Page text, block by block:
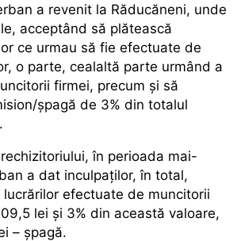
a revenit la Răducăneni, unde
acceptând să plătească
ce urmau să fie efectuate de
o parte, cealaltă parte urmând a
firmei, precum şi să
șpagă de 3% din totalul
în perioada mai-
a dat inculpaţilor, în total,
efectuate de muncitorii
lei şi 3% din această valoare,
– șpagă.